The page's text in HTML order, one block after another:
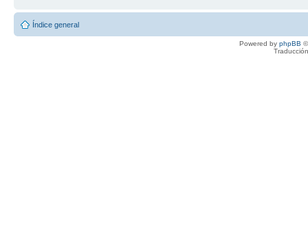
Índice general
Powered by phpBB